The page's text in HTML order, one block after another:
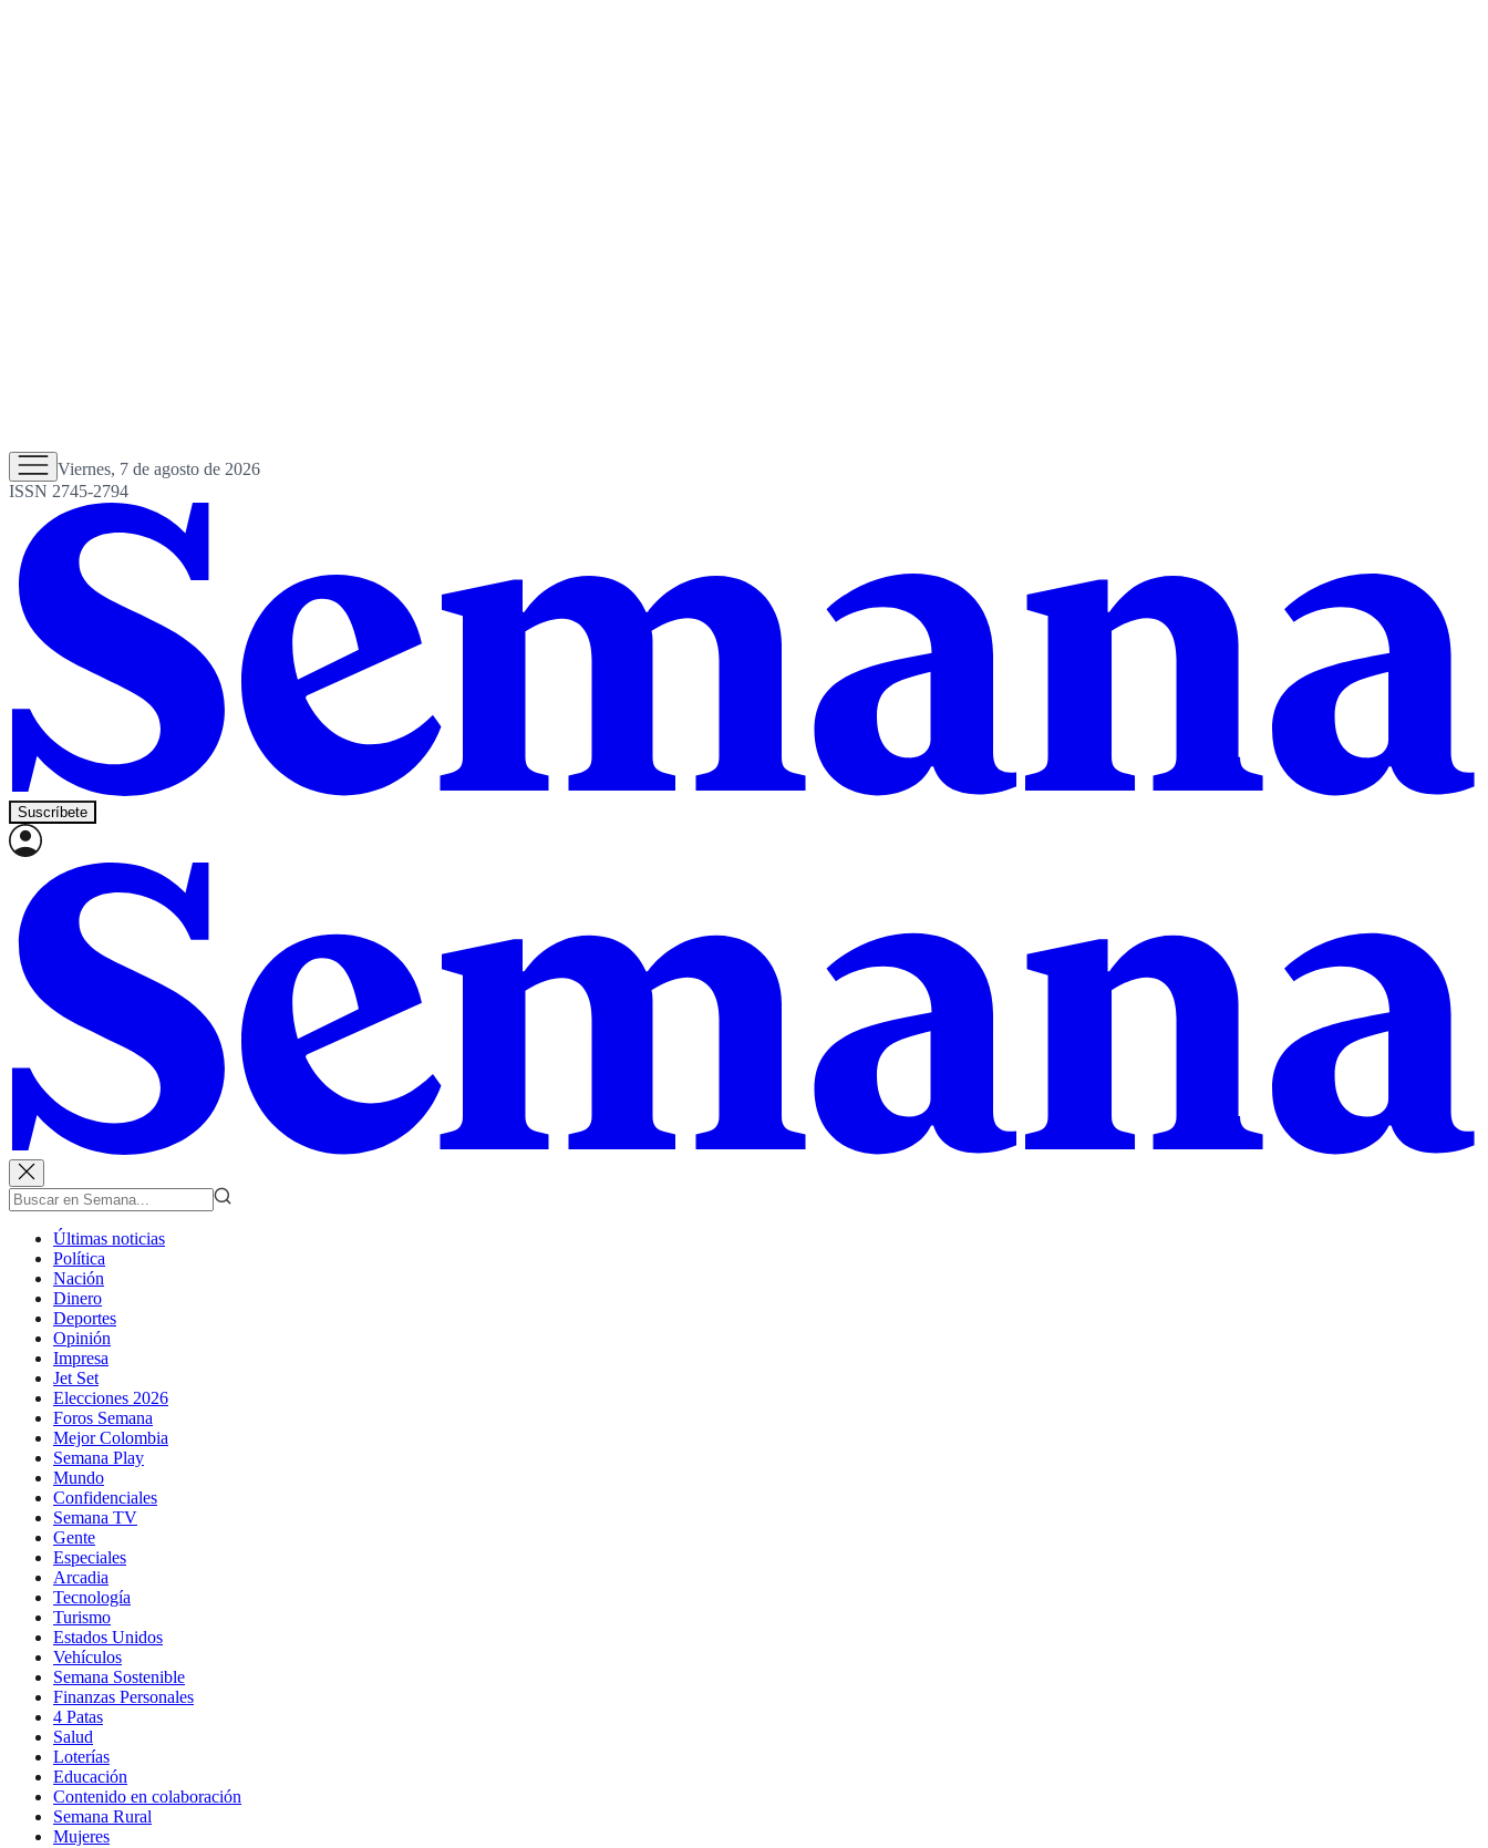
Viernes, 7 de agosto de 2026
ISSN 2745-2794
Suscríbete
Últimas noticias
Política
Nación
Dinero
Deportes
Opinión
Impresa
Jet Set
Elecciones 2026
Foros Semana
Mejor Colombia
Semana Play
Mundo
Confidenciales
Semana TV
Gente
Especiales
Arcadia
Tecnología
Turismo
Estados Unidos
Vehículos
Semana Sostenible
Finanzas Personales
4 Patas
Salud
Loterías
Educación
Contenido en colaboración
Semana Rural
Mujeres